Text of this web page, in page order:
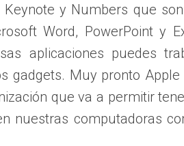
Keynote y Numbers que
Word, PowerPoint y
aplicaciones puedes
gadgets. Muy pronto
que va a permitir
nuestras computadoras